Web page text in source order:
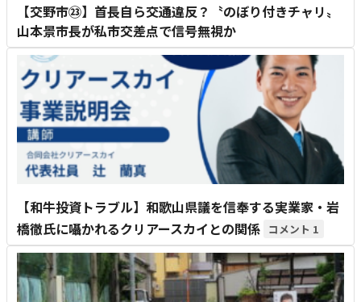
【交野市㉓】首長自ら交通違反？〝のぼり付きチャリ〟
山本景市長が私市交差点で信号無視か
【和牛投資トラブル】和歌山県議を信奉する実業家・岩
橋徹氏に囁かれるクリアースカイとの関係
1